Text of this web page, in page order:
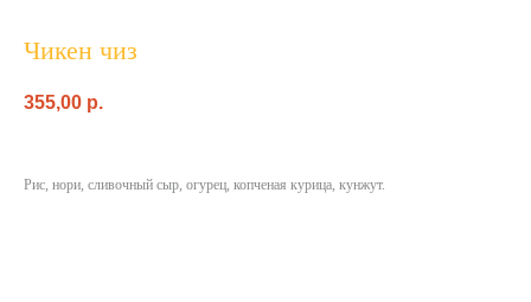
Чикен чиз
355,00 p.
Рис, нори, сливочный сыр, огурец, копченая курица, кунжут.